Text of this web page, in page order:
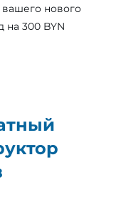
нового
300 BYN